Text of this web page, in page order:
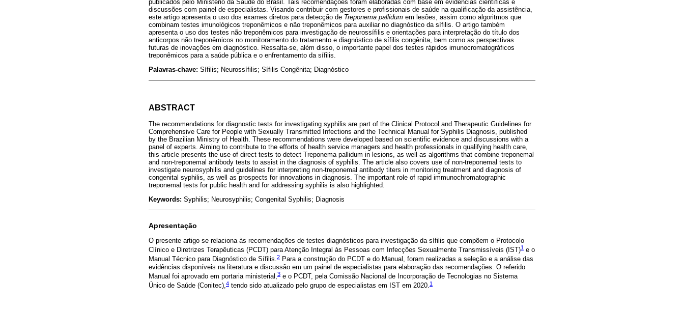
publicados pelo Ministério da Saúde do Brasil. Tais recomendações foram elaboradas com base em evidências científicas e
discussões com painel de especialistas. Visando contribuir com gestores e profissionais de saúde na qualificação da assistência,
este artigo apresenta o uso dos exames diretos para detecção de Treponema pallidum em lesões, assim como algoritmos que
combinam testes imunológicos treponêmicos e não treponêmicos para auxiliar no diagnóstico da sífilis. O artigo também
apresenta o uso dos testes não treponêmicos para investigação de neurossífilis e orientações para interpretação do título dos
anticorpos não treponêmicos no monitoramento do tratamento e diagnóstico de sífilis congênita, bem como as perspectivas
futuras de inovações em diagnóstico. Ressalta-se, além disso, o importante papel dos testes rápidos imunocromatográficos
treponêmicos para a saúde pública e o enfrentamento da sífilis.
Palavras-chave: Sífilis; Neurossífilis; Sífilis Congênita; Diagnóstico
ABSTRACT
The recommendations for diagnostic tests for investigating syphilis are part of the Clinical Protocol and Therapeutic Guidelines for
Comprehensive Care for People with Sexually Transmitted Infections and the Technical Manual for Syphilis Diagnosis, published
by the Brazilian Ministry of Health. These recommendations were developed based on scientific evidence and discussions with a
panel of experts. Aiming to contribute to the efforts of health service managers and health professionals in qualifying health care,
this article presents the use of direct tests to detect Treponema pallidum in lesions, as well as algorithms that combine treponemal
and non-treponemal antibody tests to assist in the diagnosis of syphilis. The article also covers use of non-treponemal tests to
investigate neurosyphilis and guidelines for interpreting non-treponemal antibody titers in monitoring treatment and diagnosis of
congenital syphilis, as well as prospects for innovations in diagnosis. The important role of rapid immunochromatographic
treponemal tests for public health and for addressing syphilis is also highlighted.
Keywords: Syphilis; Neurosyphilis; Congenital Syphilis; Diagnosis
Apresentação
O presente artigo se relaciona às recomendações de testes diagnósticos para investigação da sífilis que compõem o Protocolo
Clínico e Diretrizes Terapêuticas (PCDT) para Atenção Integral às Pessoas com Infecções Sexualmente Transmissíveis (IST)1 e o
Manual Técnico para Diagnóstico de Sífilis.2 Para a construção do PCDT e do Manual, foram realizadas a seleção e a análise das
evidências disponíveis na literatura e discussão em um painel de especialistas para elaboração das recomendações. O referido
Manual foi aprovado em portaria ministerial,3 e o PCDT, pela Comissão Nacional de Incorporação de Tecnologias no Sistema
Único de Saúde (Conitec),4 tendo sido atualizado pelo grupo de especialistas em IST em 2020.1